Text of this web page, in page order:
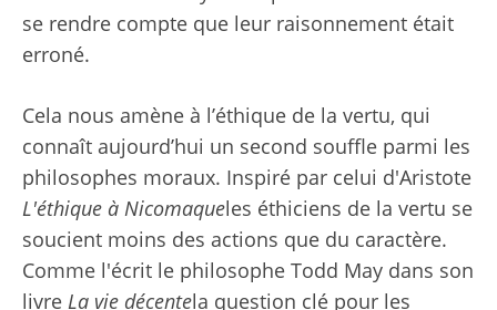
se rendre compte que leur raisonnement était
erroné.
Cela nous amène à l’éthique de la vertu, qui
connaît aujourd’hui un second souffle parmi les
philosophes moraux. Inspiré par celui d'Aristote
L'éthique à Nicomaqueles éthiciens de la vertu se
soucient moins des actions que du caractère.
Comme l'écrit le philosophe Todd May dans son
livre La vie décentela question clé pour les